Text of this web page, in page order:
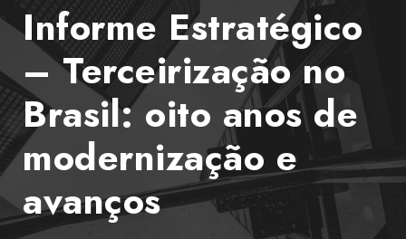
Informe Estratégico
– Terceirização no
Brasil: oito anos de
modernização e
avanços